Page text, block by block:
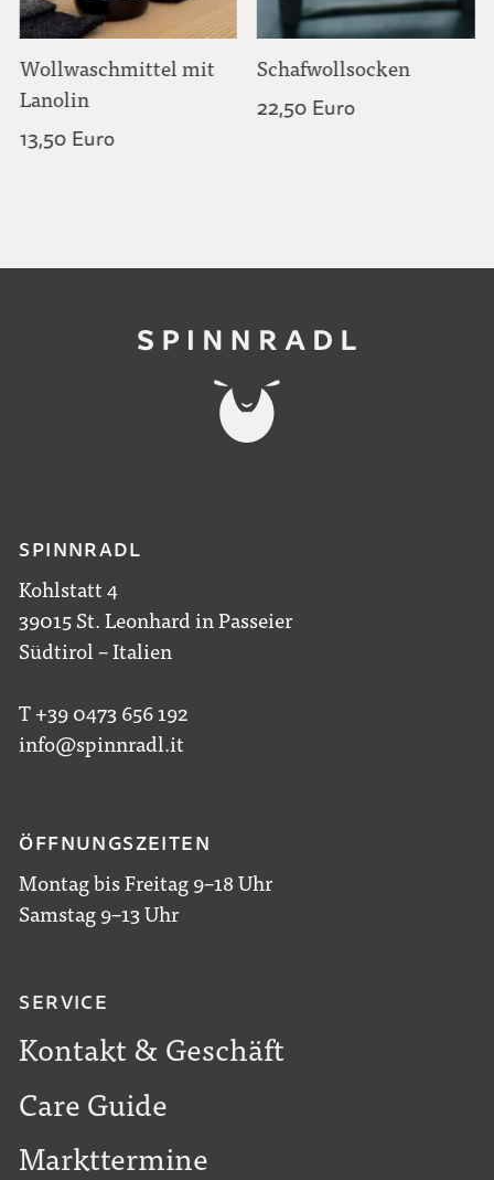
Wollwaschmittel mit
Lanolin
13,50 Euro
Schafwollsocken
22,50 Euro
SPINNRADL
Kohlstatt 4
39015 St. Leonhard in Passeier
Südtirol – Italien
T +39 0473 656 192
info@spinnradl.it
ÖFFNUNGSZEITEN
Montag bis Freitag 9–18 Uhr
Samstag 9–13 Uhr
SERVICE
Kontakt & Geschäft
Care Guide
Markttermine